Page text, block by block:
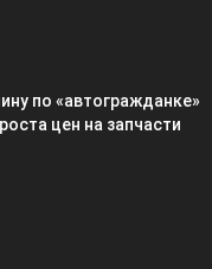
по «автогражданке»
цен на запчасти